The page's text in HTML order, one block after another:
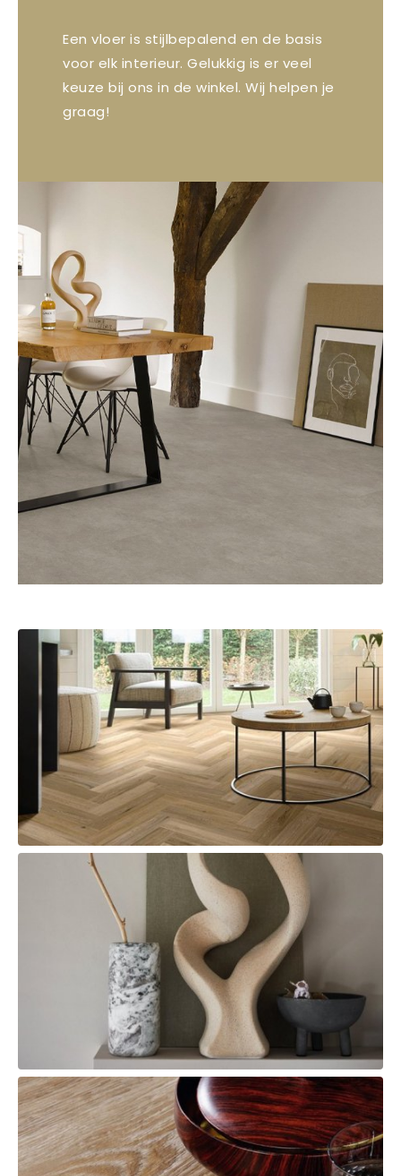
Een vloer is stijlbepalend en de basis
voor elk interieur. Gelukkig is er veel
keuze bij ons in de winkel. Wij helpen je
graag!